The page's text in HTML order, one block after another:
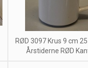
RØD 3097 Krus 9 cm
Årstiderne RØD Kant